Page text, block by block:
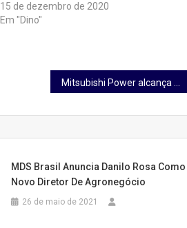
15 de dezembro de 2020
Em "Dino"
Mitsubishi Power alcança participação de mercado número 1 para turbinas a gás pesadas nas Américas em 2020, oferecendo soluções de descarbonização líderes da indústria para o setor de energia
MDS Brasil Anuncia Danilo Rosa Como
Novo Diretor De Agronegócio
26 de maio de 2021